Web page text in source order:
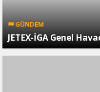
GÜNDEM
JETEX-İGA Genel